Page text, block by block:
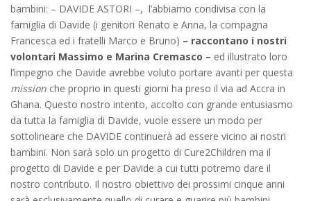
bambini: – DAVIDE ASTORI –, l’abbiamo condivisa con la
famiglia di Davide (i genitori Renato e Anna, la compagna
Francesca ed i fratelli Marco e Bruno) – raccontano i nostri
volontari Massimo e Marina Cremasco – ed illustrato loro
l’impegno che Davide avrebbe voluto portare avanti per questa
mission che proprio in questi giorni ha preso il via ad Accra in
Ghana. Questo nostro intento, accolto con grande entusiasmo
da tutta la famiglia di Davide, vuole essere un modo per
sottolineare che DAVIDE continuerà ad essere vicino ai nostri
bambini. Non sarà solo un progetto di Cure2Children ma il
progetto di Davide e per Davide a cui tutti potremo dare il
nostro contributo. Il nostro obiettivo dei prossimi cinque anni